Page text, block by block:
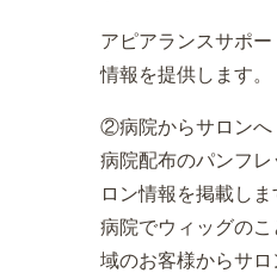
アピアランスサポ
情報を提供します。
②病院からサロンへ
病院配布のパンフ
ロン情報を掲載しま
病院でウィッグの
域のお客様からサ